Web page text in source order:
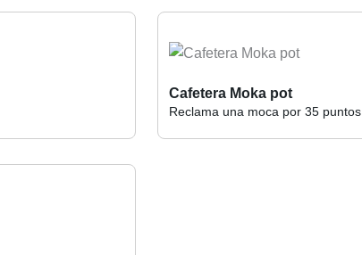
Cafetera Moka pot
Reclama una moca por 35 puntos